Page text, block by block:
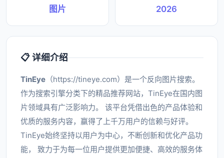
图片 2026
📋 详细介绍
TinEye （https://tineye.com）是一个反向图片搜索。
作为搜索引擎分类下的精品推荐网站，TinEye在国内图
片领域具有广泛影响力。 该平台凭借出色的产品体验和
优质的服务内容，赢得了上千万用户的信赖与好评。
TinEye始终坚持以用户为中心，不断创新和优化产品功
能， 致力于为每一位用户提供更加便捷、高效的服务体